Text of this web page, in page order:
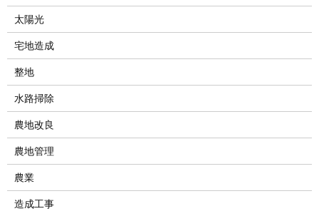
太陽光
宅地造成
整地
水路掃除
農地改良
農地管理
農業
造成工事